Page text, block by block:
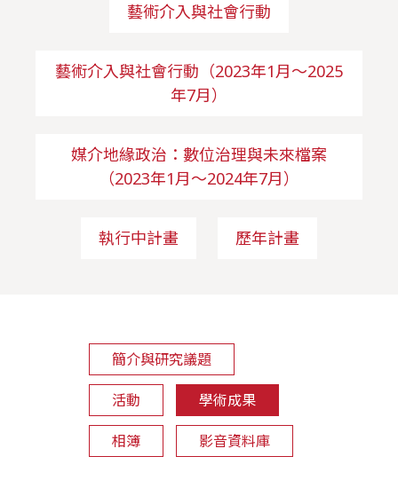
藝術介入與社會行動
藝術介入與社會行動（2023年1月～2025
年7月）
媒介地緣政治：數位治理與未來檔案
（2023年1月～2024年7月）
執行中計畫 歷年計畫
簡介與研究議題
活動 學術成果
相簿 影音資料庫